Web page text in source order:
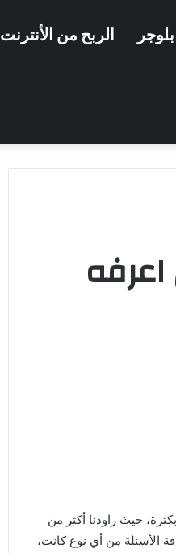
بلوجر الربح من الأنترنت
حيث راودنا أكثر من
الأسئلة من أي نوع كانت،